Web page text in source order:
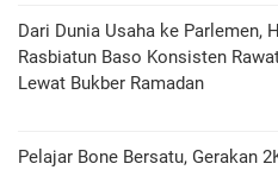
Dari Dunia Usaha ke Parlemen,
Rasbiatun Baso Konsisten
Lewat Bukber Ramadan
Pelajar Bone Bersatu, Gerakan